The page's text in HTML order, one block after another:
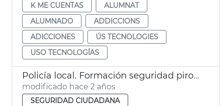
K ME CUENTAS
ALUMNAT
ALUMNADO
ADDICCIONS
ADICCIONES
ÚS TECNOLOGIES
USO TECNOLOGÍAS
Policía local. Formación seguridad pirotecnia en colegios
modificado hace 2 años
SEGURIDAD CIUDADANA